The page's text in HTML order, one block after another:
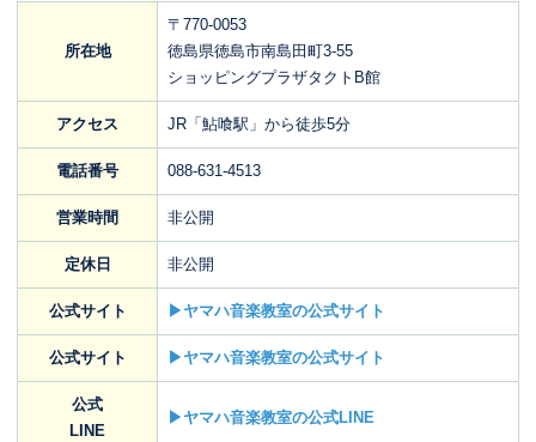
所在地
〒770-0053
徳島県徳島市南島田町3-55
ショッピングプラザタクトB館
アクセス JR「鮎喰駅」から徒歩5分
電話番号 088-631-4513
営業時間 非公開
定休日 非公開
公式サイト ▶ヤマハ音楽教室の公式サイト
公式サイト ▶ヤマハ音楽教室の公式サイト
公式
LINE
▶ヤマハ音楽教室の公式LINE